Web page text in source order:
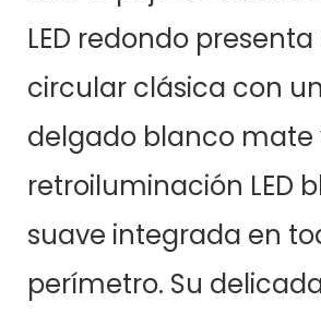
LED redondo
circular clásica con
delgado blanco mate
retroiluminación LED
suave integrada en
perímetro. Su